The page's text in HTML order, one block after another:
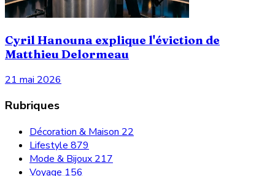
Cyril Hanouna explique l'éviction de
Matthieu Delormeau
21 mai 2026
Rubriques
Décoration & Maison 22
Lifestyle 879
Mode & Bijoux 217
Voyage 156